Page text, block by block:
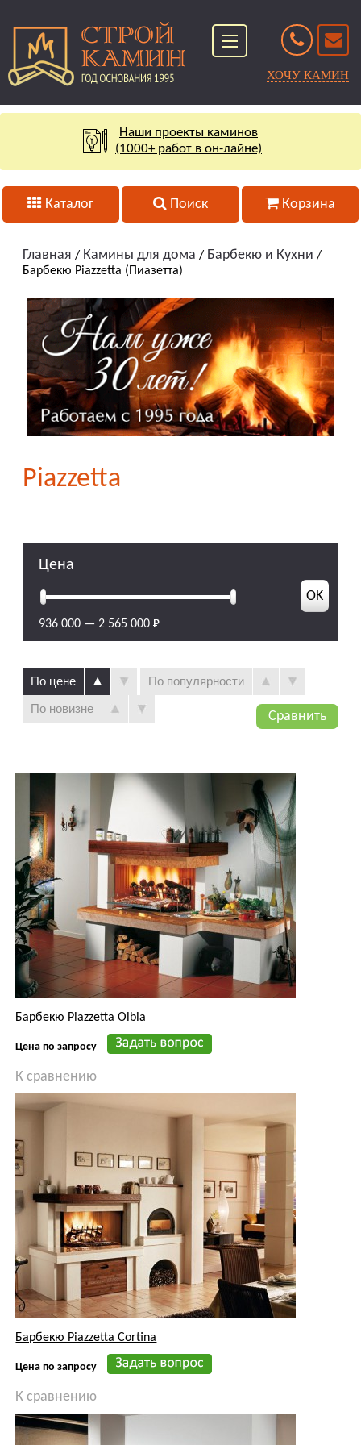
ХОЧУ КАМИН
Наши проекты каминов
(1000+ работ в он-лайне)
Каталог Поиск Корзина
Главная / Камины для дома / Барбекю и Кухни /
Барбекю Piazzetta (Пиазетта)
Piazzetta
Цена
936 000 —2 565 000
По цене
По популярности
По новизне
Сравнить
Барбекю Piazzetta Olbia
Цена по запросу
К сравнению
Барбекю Piazzetta Cortina
Цена по запросу
К сравнению